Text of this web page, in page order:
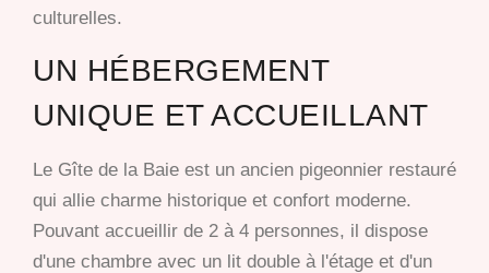
culturelles.
UN HÉBERGEMENT
UNIQUE ET ACCUEILLANT
Le Gîte de la Baie est un ancien pigeonnier restauré
qui allie charme historique et confort moderne.
Pouvant accueillir de 2 à 4 personnes, il dispose
d'une chambre avec un lit double à l'étage et d'un